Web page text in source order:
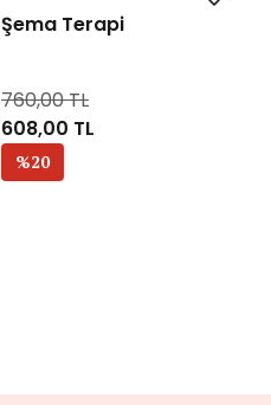
Şema Terapi
760,00 TL
608,00 TL
%20